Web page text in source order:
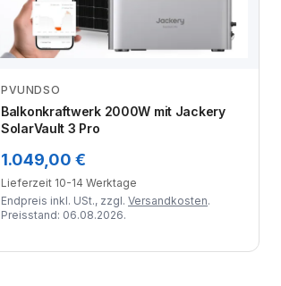
PVUNDSO
Balkonkraftwerk 2000W mit Jackery
SolarVault 3 Pro
1.049,00 €
Lieferzeit 10-14 Werktage
Endpreis inkl. USt., zzgl. Versandkosten.
Preisstand: 06.08.2026.